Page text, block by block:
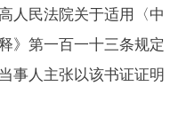
人民法院关于适用〈中
》第一百一十三条规定
事人主张以该书证证明